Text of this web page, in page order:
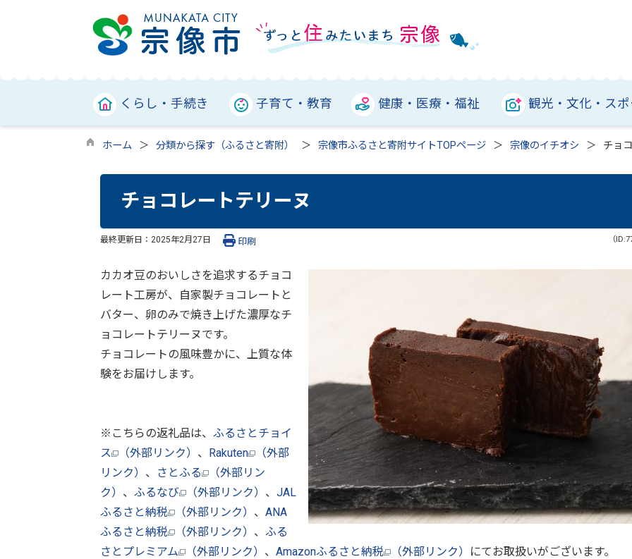
くらし・手続き 子育て・教育 健康・医療・福祉 観光・文化・ス
ホーム 分類から探す（ふるさと寄附） 宗像市ふるさと寄附サイトTOPページ 宗像のイチオシ チョ
チョコレートテリーヌ
最終更新日： 2025年2月27日 （
印刷
カカオ豆のおいしさを追求するチョコ
レート工房が、自家製チョコレートと
バター、卵のみで焼き上げた濃厚なチ
ョコレートテリーヌです。
チョコレートの風味豊かに、上質な体
験をお届けします。
※こちらの返礼品は、 ふるさとチョイ
ス
（外部リンク） 、 Rakuten
（外部
リンク） 、 さとふる
（外部リン
ク） 、 ふるなび （外部リンク） 、 JAL
ふるさと納税
（外部リンク） 、 ANA
ふるさと納税
（外部リンク） 、 ふる
さとプレミアム
（外部リンク） 、 Amazonふるさと納税 （外部リンク） にてお取扱いがございます。